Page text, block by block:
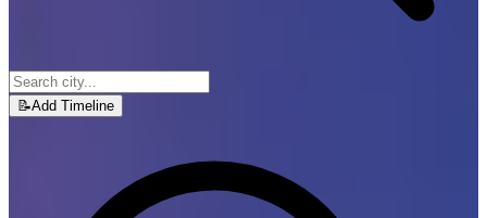
📝Add Timeline